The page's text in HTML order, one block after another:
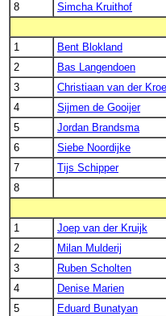
8
Simcha Kruithof
1
Bent Blokland
2
Bas Langendoen
3
Christiaan van der
4
Sijmen de Gooijer
5
Jordan Brandsma
6
Siebe Noordijke
7
Tijs Schipper
8
1
Joep van der Kruijk
2
Milan Mulderij
3
Ruben Scholten
4
Denise Marien
5
Eduard Bunatyan